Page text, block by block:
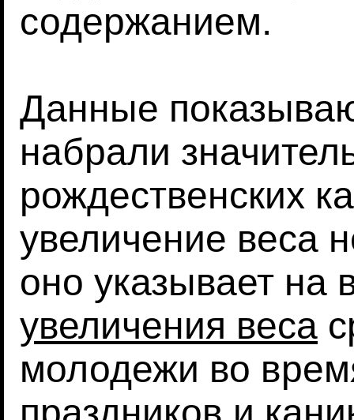
содержанием.
Данные
набрали
рождественских
увеличение веса
оно указывает на
увеличения веса
молодежи во